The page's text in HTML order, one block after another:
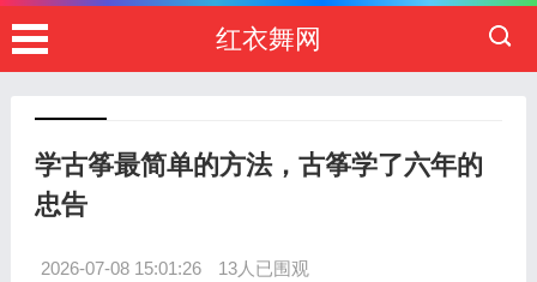
红衣舞网
学古筝最简单的方法，古筝学了六年的
忠告
2026-07-08 15:01:26 13人已围观